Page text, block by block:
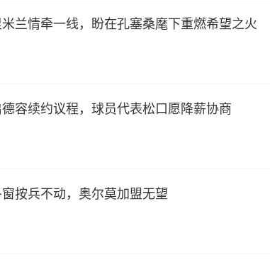
兰情牵一线，盼在孔塞桑麾下重燃希望之火
容续约议程，球员代表松口愿降薪协商
按兵不动，奥尔莫加盟无望